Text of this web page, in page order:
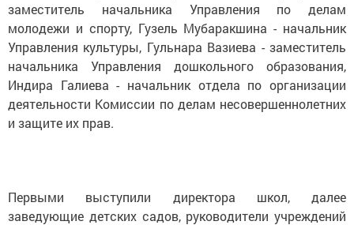
заместитель начальника Управления по делам
молодежи и спорту, Гузель Мубаракшина - начальник
Управления культуры, Гульнара Вазиева - заместитель
начальника Управления дошкольного образования,
Индира Галиева - начальник отдела по организации
деятельности Комиссии по делам несовершеннолетних
и защите их прав.
Первыми выступили директора школ, далее
заведующие детских садов, руководители учреждений